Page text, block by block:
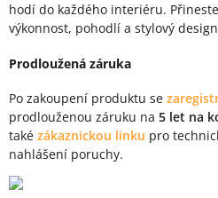
hodí do každého interiéru.
výkonnost, pohodlí a stylový
Prodloužená záruka
Po zakoupení produktu se
prodlouženou záruku na 5 let na
také zákaznickou linku pro
nahlášení poruchy.